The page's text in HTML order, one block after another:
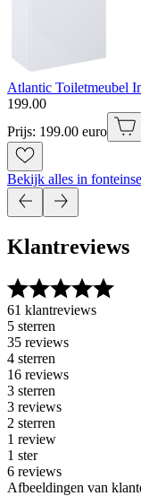
Atlantic Toiletmeubel
199.00
Prijs: 199.00 euro
Bekijk alles in
Klantreviews
61 klantreviews
5 sterren
35 reviews
4 sterren
16 reviews
3 sterren
3 reviews
2 sterren
1 review
1 ster
6 reviews
Afbeeldingen van